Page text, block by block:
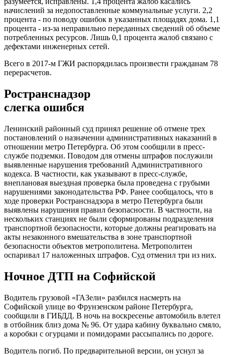
начислений за недопоставленные коммунальные услуги. 2,2
процента - по поводу ошибок в указанных площадях дома. 1,1
процента - из-за неправильно переданных сведений об объеме
потребленных ресурсов. Лишь 0,1 процента жалоб связано с
дефектами инженерных сетей.
Всего в 2017-м ГЖИ распорядилась произвести гражданам 78
перерасчетов.
Ространснадзор
слегка ошибся
Ленинский районный суд принял решение об отмене трех
постановлений о назначении административных наказаний в
отношении метро Петербурга. Об этом сообщили в пресс-
службе подземки. Поводом для отмены штрафов послужили
выявленные нарушения требований Административного
кодекса. В частности, как указывают в пресс-службе,
внеплановая выездная проверка была проведена с грубыми
нарушениями законодательства РФ. Ранее сообщалось, что в
ходе проверки Ространснадзора в метро Петербурга были
выявлены нарушения правил безопасности. В частности, на
нескольких станциях не были сформированы подразделения
транспортной безопасности, которые должны реагировать на
акты незаконного вмешательства в зоне транспортной
безопасности объектов метрополитена. Метрополитен
оспаривал 17 наложенных штрафов. Суд отменил три из них.
Ночное ДТП на Софийской
Водитель грузовой «ГАЗели» разбился насмерть на
Софийской улице во Фрунзенском районе Петербурга,
сообщили в ГИБДД. В ночь на воскресенье автомобиль влетел
в отбойник близ дома № 96. От удара кабину буквально смяло,
а коробки с огурцами и помидорами рассыпались по дороге.
Водитель погиб. По предварительной версии, он уснул за